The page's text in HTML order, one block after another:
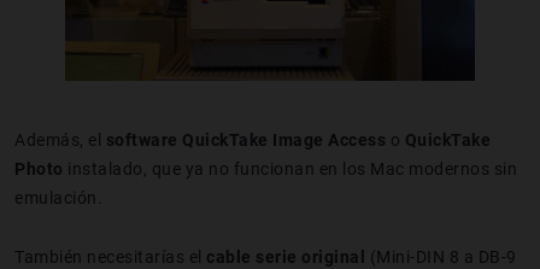
Además, el software QuickTake Image Access o QuickTake
Photo instalado, que ya no funcionan en los Mac modernos sin
emulación.
También necesitarías el cable serie original
(Mini-DIN 8 a DB-9